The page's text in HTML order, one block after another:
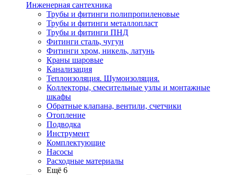
Инженерная сантехника
Трубы и фитинги полипропиленовые
Трубы и фитинги металлопласт
Трубы и фитинги ПНД
Фитинги сталь, чугун
Фитинги хром, никель, латунь
Краны шаровые
Канализация
Теплоизоляция. Шумоизоляция.
Коллекторы, смесительные узлы и монтажные
шкафы
Обратные клапана, вентили, счетчики
Отопление
Подводка
Инструмент
Комплектующие
Насосы
Расходные материалы
Ещё 6